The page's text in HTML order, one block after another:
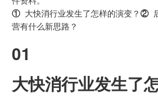
①大快消行业发生了怎样的演变？②
营有什么新思路？
01
大快消行业发生了